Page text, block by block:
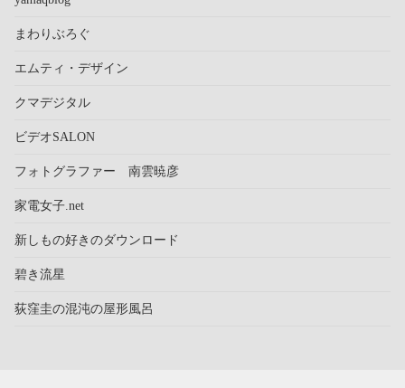
まわりぶろぐ
エムティ・デザイン
クマデジタル
ビデオSALON
フォトグラファー 南雲暁彦
家電女子.net
新しもの好きのダウンロード
碧き流星
荻窪圭の混沌の屋形風呂